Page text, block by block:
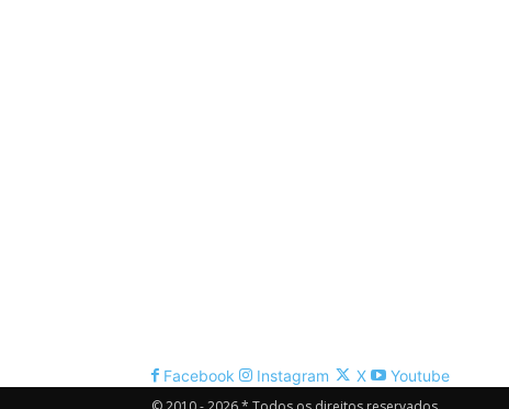
Facebook Instagram X
Youtube